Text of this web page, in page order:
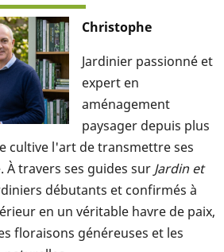
Christophe
Jardinier passionné et
expert en
aménagement
paysager depuis plus
cultive l'art de transmettre ses
À travers ses guides sur Jardin et
débutants et confirmés à
en un véritable havre de paix,
floraisons généreuses et les